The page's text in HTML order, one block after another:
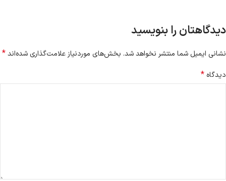
دیدگاهتان را بنویسید
نشانی ایمیل شما منتشر نخواهد شد. بخش‌های موردنیاز علامت‌گذاری شده‌اند*
دیدگاه *